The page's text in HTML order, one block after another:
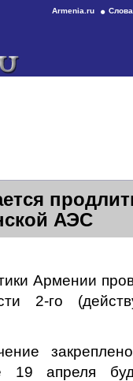
Armenia.ru
АЭС
Армении
2-го
19 апреля